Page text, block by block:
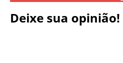
Deixe sua opinião!